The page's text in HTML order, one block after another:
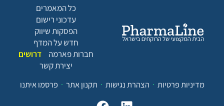
כל המאמרים
עדכוני רישום
הפסקות שיווק
חדש על המדף
חברות פארמה
דרושים
יצירת קשר
מדיניות פרטיות
הצהרת נגישות תקנון אתר פרסמו איתנו